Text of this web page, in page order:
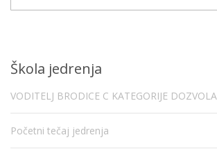
Škola jedrenja
VODITELJ BRODICE C KATEGORIJE DOZVOLA
Početni tečaj jedrenja